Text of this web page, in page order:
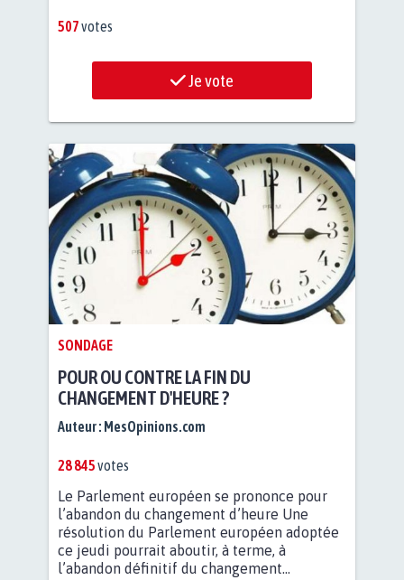
507votes
Je vote
SONDAGE
POUR OU CONTRE LA FIN DU
CHANGEMENT D'HEURE ?
Auteur : MesOpinions.com
28 845votes
Le Parlement européen se prononce pour
l’abandon du changement d’heure Une
résolution du Parlement européen adoptée
ce jeudi pourrait aboutir, à terme, à
l’abandon définitif du changement...